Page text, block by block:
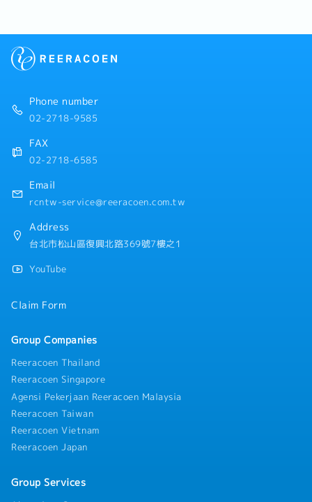
【公司福利】
・年中及年終獎金
・結婚、生育禮金或各項慰問金
・完整人事考核與年度調薪制度
・年度健康檢查、每季健康諮詢、定期健康講座
Phone number
02-2718-9585
FAX
02-2718-6585
Email
rcntw-service@reeracoen.com.tw
Address
台北市松山區復興北路369號7樓之1
YouTube
Claim Form
Group Companies
Reeracoen Thailand
Reeracoen Singapore
Agensi Pekerjaan Reeracoen Malaysia
Reeracoen Taiwan
Reeracoen Vietnam
Reeracoen Japan
Group Services